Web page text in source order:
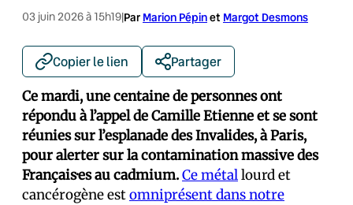
03 juin 2026 à 15h19|Par Marion Pépinet Margot Desmons
Copier le lien Partager
Ce mardi, une centaine de personnes ont
répondu à l’appel de Camille Etienne et se sont
réunies sur l’esplanade des Invalides, à Paris,
pour alerter sur la contamination massive des
Français·es au cadmium.Ce métallourd et
cancérogène estomniprésent dans notre